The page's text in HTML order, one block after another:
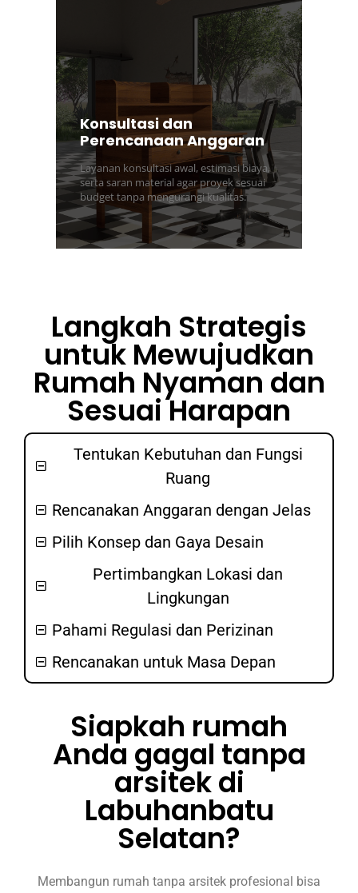
Konsultasi dan
Perencanaan Anggaran
Layanan konsultasi awal, estimasi biaya,
serta saran material agar proyek sesuai
budget tanpa mengurangi kualitas.
Langkah Strategis
untuk Mewujudkan
Rumah Nyaman dan
Sesuai Harapan
Tentukan Kebutuhan dan Fungsi
Ruang
Rencanakan Anggaran dengan Jelas
Pilih Konsep dan Gaya Desain
Pertimbangkan Lokasi dan
Lingkungan
Pahami Regulasi dan Perizinan
Rencanakan untuk Masa Depan
Siapkah rumah
Anda gagal tanpa
arsitek di
Labuhanbatu
Selatan?
Membangun rumah tanpa arsitek profesional bisa